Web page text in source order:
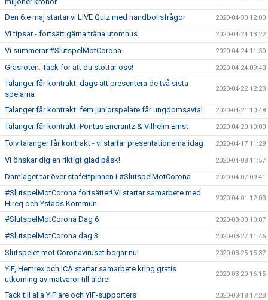
Den 6:e maj startar vi LIVE Quiz med handbollsfrågor 2020-04-30 12:00
Vi tipsar - fortsätt gärna träna utomhus 2020-04-24 13:22
Vi summerar #SlutspelMotCorona 2020-04-24 11:50
Gräsroten: Tack för att du stöttar oss! 2020-04-24 09:40
Talanger får kontrakt: dags att presentera de två sista
spelarna
2020-04-22 12:23
Talanger får kontrakt: fem juniorspelare får ungdomsavtal 2020-04-21 10:48
Talanger får kontrakt: Pontus Encrantz & Vilhelm Ernst 2020-04-20 10:00
Tolv talanger får kontrakt - vi startar presentationerna idag 2020-04-17 11:29
Vi önskar dig en riktigt glad påsk! 2020-04-08 11:57
Damlaget tar över stafettpinnen i #SlutspelMotCorona 2020-04-07 09:41
#SlutspelMotCorona fortsätter! Vi startar samarbete med
Hireq och Ystads Kommun
2020-04-01 12:03
#SlutspelMotCorona Dag 6 2020-03-30 10:07
#SlutspelMotCorona dag 3 2020-03-27 11:46
Slutspelet mot Coronaviruset börjar nu! 2020-03-25 15:37
YIF, Hemrex och ICA startar samarbete kring gratis
utkörning av matvaror till äldre!
2020-03-20 16:15
Tack till alla YIF:are och YIF-supporters 2020-03-18 17:28